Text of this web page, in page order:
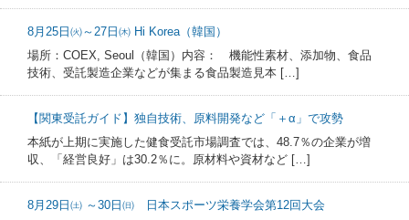
8月25日㈫～27日㈭ Hi Korea（韓国）
場所：COEX, Seoul（韓国）内容： 機能性素材、添加物、食品
技術、受託製造企業などが集まる食品製造見本 […]
【関東受託ガイド】独自技術、原料開発など「＋α」で攻勢
本紙が上期に実施した健食受託市場調査では、48.7％の企業が増
収、「経営良好」は30.2％に。原材料や資材など […]
8月29日㈯ ～30日㈰ 日本スポーツ栄養学会第12回大会